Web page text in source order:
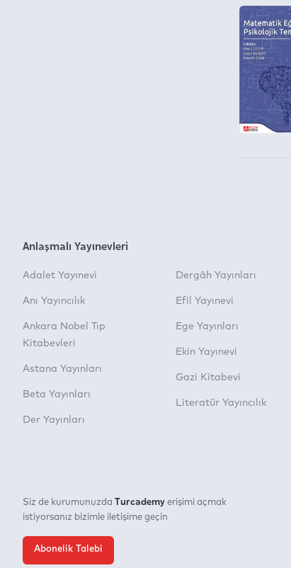
Anlaşmalı Yayınevleri
Adalet Yayınevi
Anı Yayıncılık
Ankara Nobel Tıp
Kitabevleri
Astana Yayınları
Beta Yayınları
Der Yayınları
Dergâh Yayınları
Efil Yayınevi
Ege Yayınları
Ekin Yayınevi
Gazi Kitabevi
Literatür Yayıncılık
Siz de kurumunuzda Turcademy erişimi açmak
istiyorsanız bizimle iletişime geçin
Abonelik Talebi